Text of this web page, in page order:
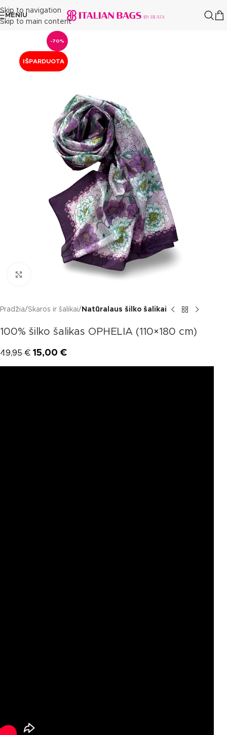
Skip to navigation
Skip to main content
MENIU
-70%
IŠPARDUOTA
Click to enlarge
Pradžia Skaros ir šalikai Natūralaus šilko šalikai
100% šilko šalikas OPHELIA (110×180 cm)
49,95€ 15,00 €